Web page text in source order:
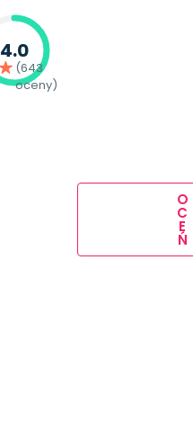
4.0
(643
oceny)
O
C
E
Ń